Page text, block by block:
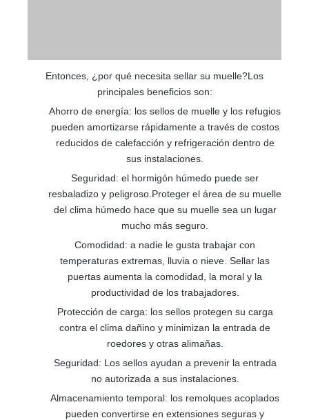
Entonces, ¿por qué necesita sellar su muelle?Los
principales beneficios son:
Ahorro de energía: los sellos de muelle y los refugios
pueden amortizarse rápidamente a través de costos
reducidos de calefacción y refrigeración dentro de
sus instalaciones.
Seguridad: el hormigón húmedo puede ser
resbaladizo y peligroso.Proteger el área de su muelle
del clima húmedo hace que su muelle sea un lugar
mucho más seguro.
Comodidad: a nadie le gusta trabajar con
temperaturas extremas, lluvia o nieve. Sellar las
puertas aumenta la comodidad, la moral y la
productividad de los trabajadores.
Protección de carga: los sellos protegen su carga
contra el clima dañino y minimizan la entrada de
roedores y otras alimañas.
Seguridad: Los sellos ayudan a prevenir la entrada
no autorizada a sus instalaciones.
Almacenamiento temporal: los remolques acoplados
pueden convertirse en extensiones seguras y